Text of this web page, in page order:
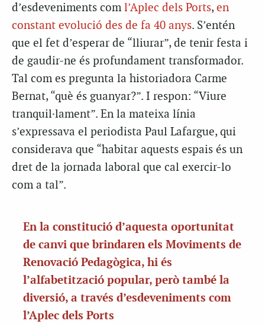
d’esdeveniments com l’Aplec dels Ports, en
constant evolució des de fa 40 anys. S’entén
que el fet d’esperar de “lliurar”, de tenir festa i
de gaudir-ne és profundament transformador.
Tal com es pregunta la historiadora Carme
Bernat, “què és guanyar?”. I respon: “Viure
tranquil·lament”. En la mateixa línia
s’expressava el periodista Paul Lafargue, qui
considerava que “habitar aquests espais és un
dret de la jornada laboral que cal exercir-lo
com a tal”.
En la constitució d’aquesta oportunitat
de canvi que brindaren els Moviments de
Renovació Pedagògica, hi és
l’alfabetització popular, però també la
diversió, a través d’esdeveniments com
l’Aplec dels Ports